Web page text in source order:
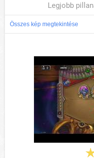
Legjobb
Összes kép megtekintése